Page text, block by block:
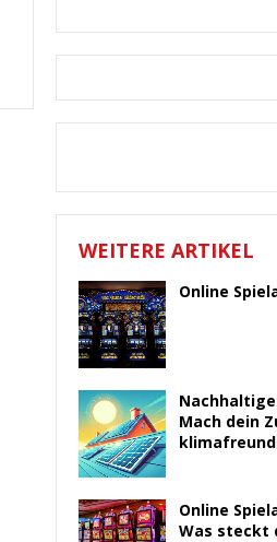
WEITERE ARTIKEL
Online
Mach dein
Online
Was steckt